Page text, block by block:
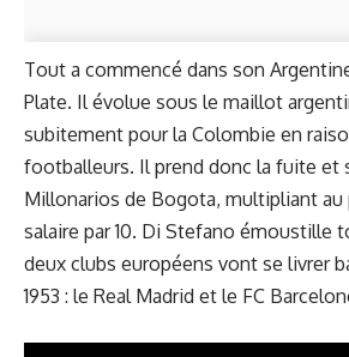
Tout a commencé dans son
Plate. Il évolue sous le maillot
subitement pour la Colombie en
footballeurs. Il prend donc la fuite et
Millonarios de Bogota, multipliant au
salaire par 10. Di Stefano émoustille
deux clubs européens vont se livrer
1953 : le Real Madrid et le FC